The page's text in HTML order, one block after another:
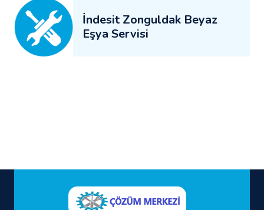
İndesit Zonguldak Beyaz
Eşya Servisi